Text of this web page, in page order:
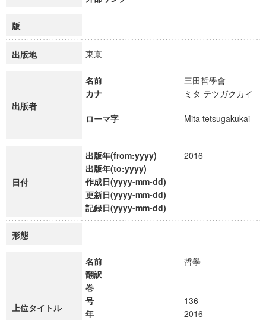
版
出版地 東京
出版者
名前
三田哲學會
カナ
ミタ テツガクカイ
ローマ字 Mita tetsugakukai
日付
出版年(from:yyyy)
2016
出版年(to:yyyy)
作成日(yyyy-mm-dd)
更新日(yyyy-mm-dd)
記録日(yyyy-mm-dd)
形態
上位タイトル
名前
哲學
翻訳
巻
号
136
年
2016